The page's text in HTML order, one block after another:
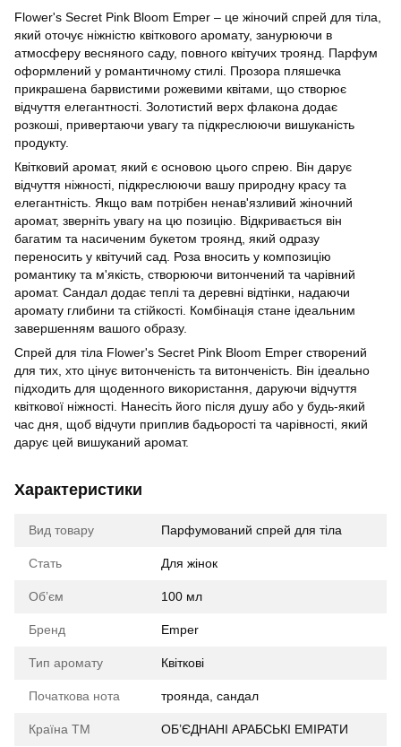
Flower's Secret Pink Bloom Emper – це жіночий спрей для тіла,
який оточує ніжністю квіткового аромату, занурюючи в
атмосферу весняного саду, повного квітучих троянд. Парфум
оформлений у романтичному стилі. Прозора пляшечка
прикрашена барвистими рожевими квітами, що створює
відчуття елегантності. Золотистий верх флакона додає
розкоші, привертаючи увагу та підкреслюючи вишуканість
продукту.
Квітковий аромат, який є основою цього спрею. Він дарує
відчуття ніжності, підкреслюючи вашу природну красу та
елегантність. Якщо вам потрібен ненав'язливий жіночний
аромат, зверніть увагу на цю позицію. Відкривається він
багатим та насиченим букетом троянд, який одразу
переносить у квітучий сад. Роза вносить у композицію
романтику та м'якість, створюючи витончений та чарівний
аромат. Сандал додає теплі та деревні відтінки, надаючи
аромату глибини та стійкості. Комбінація стане ідеальним
завершенням вашого образу.
Спрей для тіла Flower's Secret Pink Bloom Emper створений
для тих, хто цінує витонченість та витонченість. Він ідеально
підходить для щоденного використання, даруючи відчуття
квіткової ніжності. Нанесіть його після душу або у будь-який
час дня, щоб відчути приплив бадьорості та чарівності, який
дарує цей вишуканий аромат.
Характеристики
Вид товару Парфумований спрей для тіла
Стать Для жінок
Обʼєм 100 мл
Бренд Emper
Тип аромату Квіткові
Початкова нота троянда, сандал
Країна ТМ ОБ’ЄДНАНІ АРАБСЬКІ ЕМІРАТИ